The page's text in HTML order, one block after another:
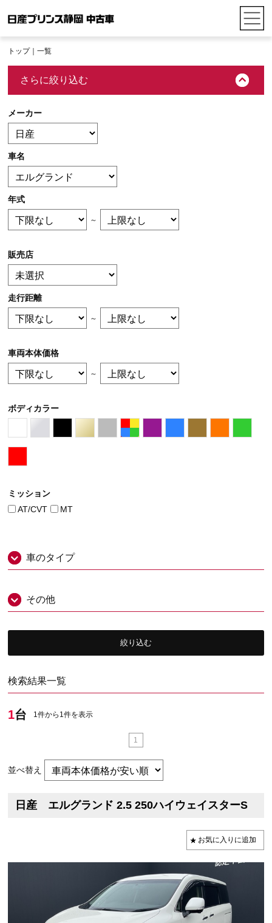
トップ｜一覧
さらに絞り込む
メーカー
車名
年式
～
販売店
走行距離
～
車両本体価格
～
ボディカラー
ミッション
AT/CVT
MT
車のタイプ
その他
絞り込む
検索結果一覧
1台 1件から1件を表示
1
並べ替え
日産 エルグランド 2.5 250ハイウェイスターS